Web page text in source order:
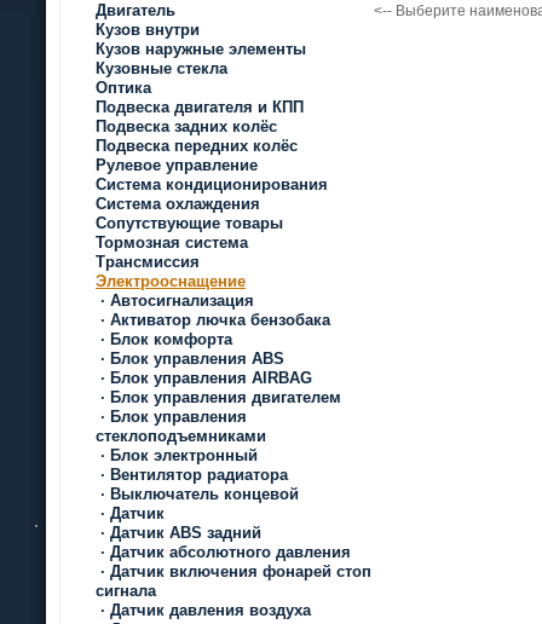
Двигатель
Кузов внутри
Кузов наружные элементы
Кузовные стекла
Оптика
Подвеска двигателя и КПП
Подвеска задних колёс
Подвеска передних колёс
Рулевое управление
Система кондиционирования
Система охлаждения
Сопутствующие товары
Тормозная система
Трансмиссия
Электрооснащение
· Автосигнализация
· Активатор лючка бензобака
· Блок комфорта
· Блок управления ABS
· Блок управления AIRBAG
· Блок управления двигателем
· Блок управления
стеклоподъемниками
· Блок электронный
· Вентилятор радиатора
· Выключатель концевой
· Датчик
· Датчик ABS задний
· Датчик абсолютного давления
· Датчик включения фонарей стоп
сигнала
· Датчик давления воздуха
<-- Выберите